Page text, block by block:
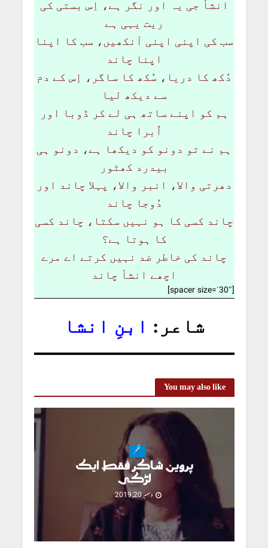
انشأ جی یہ اور نگر ہے، اِس بستی کی
ریت یہی ہے
سب کی اپنی اپنی آنکھیں، سب کا اپنا
اپنا چاند
دُکھ کا دریا، سُکھ کا ساگر، اِس کے دم
سے دیکھ لیا
ہم کو اپنے ساتھ ہی لے کر ڈوبا اور
اُبرا چاند
ہم نے تو دونو کو دیکھا ہے، دونو ہی
بیدرد کھٹور
دھرتی والا، انبر والا، پہلا چاند اور
دُوجا چاند
چاند کسی کا ہو نہیں سکتا، چاند کسی
کا ہوتا ہے؟
چاند کی خاطر ضد نہیں کرتے اے مرے
اچھے انشأ چاند
[spacer size=”30″]
شاعر: ابنِ انشا
You may also like
نظم
پروین شاکر فقط ایک
لڑکی
دسمبر 20, 2019